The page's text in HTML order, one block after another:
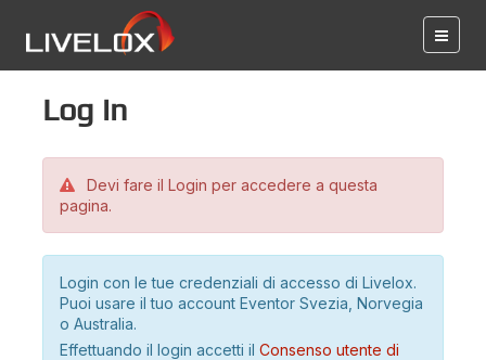
Log in
Devi fare il Login per accedere a questa
pagina.
Login con le tue credenziali di accesso di Livelox.
Puoi usare il tuo account Eventor Svezia, Norvegia
o Australia.
Effettuando il login accetti il Consenso utente di